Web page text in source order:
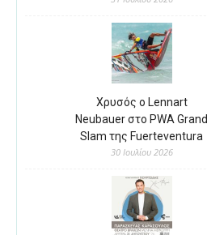
Χρυσός ο Lennart
Neubauer στο PWA Grand
Slam της Fuerteventura
30 Ιουλίου 2026